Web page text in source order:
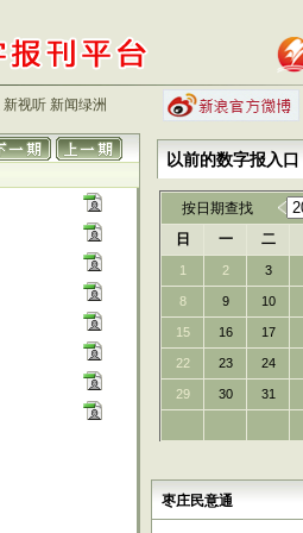
新视听 新闻绿洲
以前的数字报入口
按日期查找
日
一 二
1 2 3
8 9 10
15 16 17
22 23 24
29 30 31
枣庄民意通